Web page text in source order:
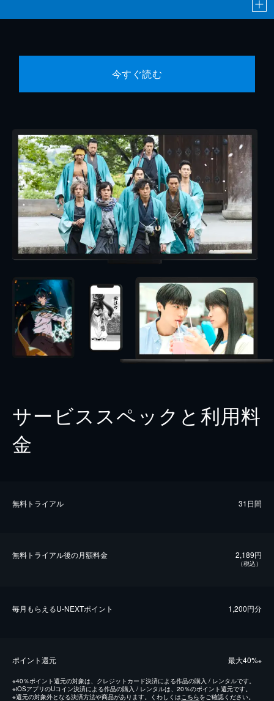
今すぐ読む
サービススペックと利用料
金
無料トライアル 31日間
無料トライアル後の⽉額料金 2,189円
（税込）
毎⽉もらえるU-NEXTポイント 1,200円分
ポイント還元 最⼤40%※
※40％ポイント還元の対象は、クレジットカード決済による作品の購入 / レンタルです。
※iOSアプリのUコイン決済による作品の購入 / レンタルは、20％のポイント還元です。
※還元の対象外となる決済方法や商品があります。くわしくはこちらをご確認ください。